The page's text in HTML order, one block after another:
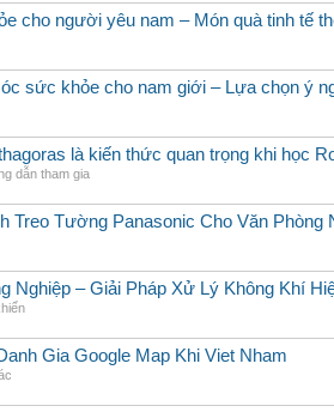
cho người yêu nam – Món quà tinh tế
sức khỏe cho nam giới – Lựa chọn ý
là kiến thức quan trọng khi học
dẫn tham gia
Treo Tường Panasonic Cho Văn Phòng
Nghiệp – Giải Pháp Xử Lý Không Khí
Gia Google Map Khi Viet Nham